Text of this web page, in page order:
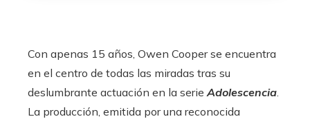
Con apenas 15 años, Owen Cooper se encuentra
en el centro de todas las miradas tras su
deslumbrante actuación en la serie Adolescencia
La producción, emitida por una reconocida